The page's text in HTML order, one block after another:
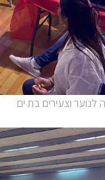
וצעירים בת ים